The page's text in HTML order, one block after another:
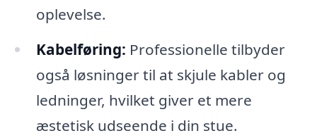
oplevelse.
Kabelføring: Professionelle tilbyder
også løsninger til at skjule kabler og
ledninger, hvilket giver et mere
æstetisk udseende i din stue.